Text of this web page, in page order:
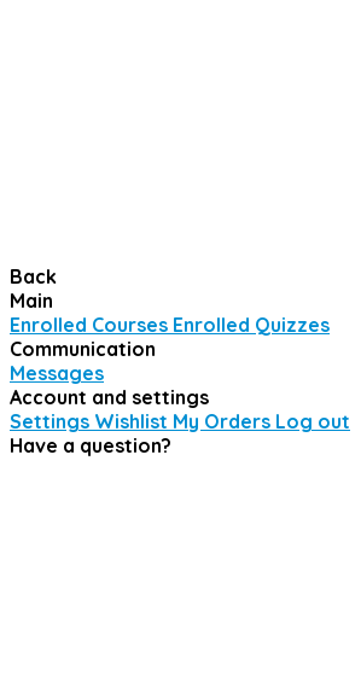
Back
Main
Enrolled Courses Enrolled Quizzes
Communication
Messages
Account and settings
Settings Wishlist My Orders Log out
Have a question?